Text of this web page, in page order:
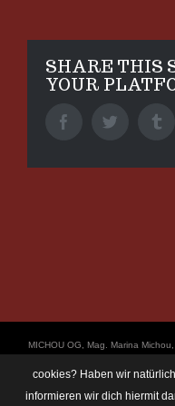
SHARE THIS
YOUR
FacebookTwitter
ΜICHOU OG, Mag. Marina
https://linz.bar/marinamichou/
Öffnungszeiten: Di - Do: 17:30 -
cookies? Haben wir
informieren wir dich hiermit